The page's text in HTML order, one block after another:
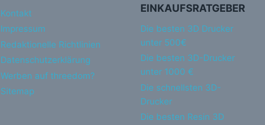
Kontakt
Impressum
Redaktionelle Richtlinien
Datenschutzerklärung
Werben auf threedom?
Sitemap
EINKAUFSRATGEBER
Die besten 3D Drucker
unter 500€
Die besten 3D-Drucker
unter 1000 €
Die schnellsten 3D-
Drucker
Die besten Resin 3D